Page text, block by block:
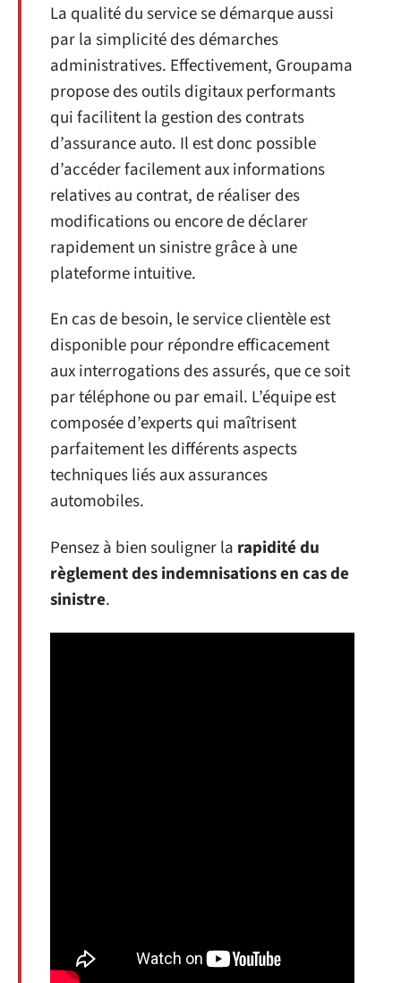
La qualité du service se démarque aussi
par la simplicité des démarches
administratives. Effectivement, Groupama
propose des outils digitaux performants
qui facilitent la gestion des contrats
d’assurance auto. Il est donc possible
d’accéder facilement aux informations
relatives au contrat, de réaliser des
modifications ou encore de déclarer
rapidement un sinistre grâce à une
plateforme intuitive.
En cas de besoin, le service clientèle est
disponible pour répondre efficacement
aux interrogations des assurés, que ce soit
par téléphone ou par email. L’équipe est
composée d’experts qui maîtrisent
parfaitement les différents aspects
techniques liés aux assurances
automobiles.
Pensez à bien souligner la rapidité du
règlement des indemnisations en cas de
sinistre.